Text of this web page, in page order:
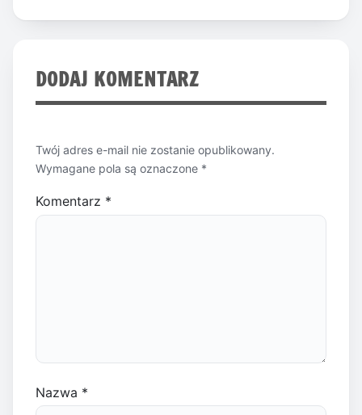
DODAJ KOMENTARZ
Twój adres e-mail nie zostanie opublikowany.
Wymagane pola są oznaczone *
Komentarz *
Nazwa *